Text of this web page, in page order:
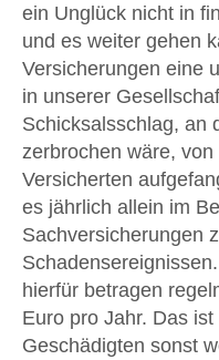
ein Unglück nicht in
und es weiter gehen
Versicherungen eine
in unserer
Schicksalsschlag, an
zerbrochen wäre,
Versicherten
es jährlich allein im
Sachversicherungen
hierfür betragen
Euro pro Jahr. Das
Geschädigten sonst